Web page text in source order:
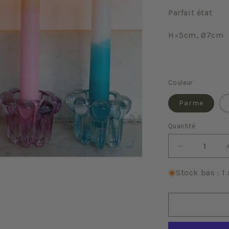
Parfait état
H=5cm, Ø7cm
Couleur
Parme
Quantité
Quantité
Réduire
la
quantité
Petit
en
Stock bas : 1